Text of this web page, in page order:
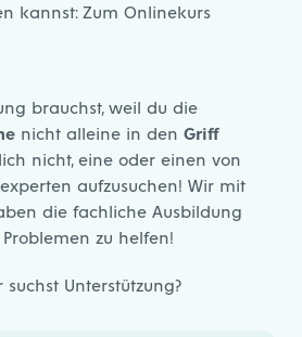
kannst: Zum Onlinekurs
brauchst, weil du die
nicht alleine in den Griff
nicht, eine oder einen von
aufzusuchen! Wir mit
die fachliche Ausbildung
zu helfen!
Unterstützung?